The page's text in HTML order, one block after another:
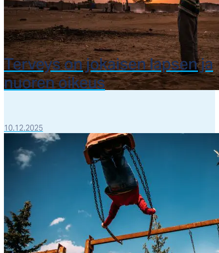
Ter­veys on jo­kai­sen lap­sen ja
nuo­ren oi­keus
10.12.2025